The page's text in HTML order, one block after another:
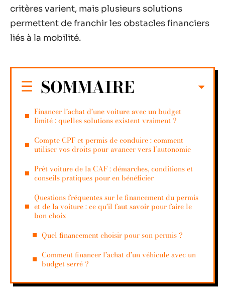
critères varient, mais plusieurs solutions
permettent de franchir les obstacles financiers
liés à la mobilité.
SOMMAIRE
Financer l’achat d’une voiture avec un budget
limité : quelles solutions existent vraiment ?
Compte CPF et permis de conduire : comment
utiliser vos droits pour avancer vers l’autonomie
Prêt voiture de la CAF : démarches, conditions et
conseils pratiques pour en bénéficier
Questions fréquentes sur le financement du permis
et de la voiture : ce qu’il faut savoir pour faire le
bon choix
Quel financement choisir pour son permis ?
Comment financer l’achat d’un véhicule avec un
budget serré ?